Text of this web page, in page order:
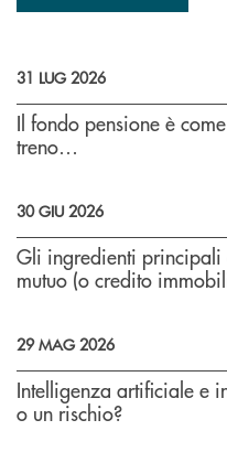
31 LUG 2026
Il fondo pensione è
treno…
30 GIU 2026
Gli ingredienti principali
mutuo (o credito
29 MAG 2026
Intelligenza artificiale e
o un rischio?